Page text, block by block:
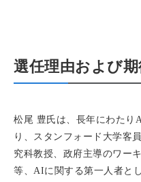
選任理由および
松尾 豊氏は、長年にわたり
り、スタンフォード大学客
究科教授、政府主導のワー
等、AIに関する第一人者と